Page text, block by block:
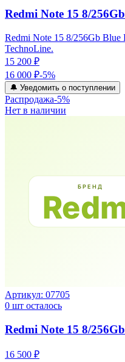
Redmi Note 15 8/
Redmi Note 15 8/256Gb Blue
TechnoLine.
15 200 ₽
16 000 ₽-5%
🔔 Уведомить о поступлении
Распродажа-5%
Нет в наличии
Артикул: 07705
0 шт осталось
Redmi Note 15 8/
16 500 ₽